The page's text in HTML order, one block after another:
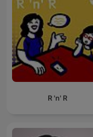
R 'n' R